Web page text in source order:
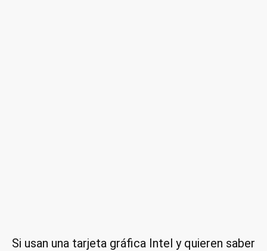
Si usan una tarjeta gráfica Intel y quieren saber